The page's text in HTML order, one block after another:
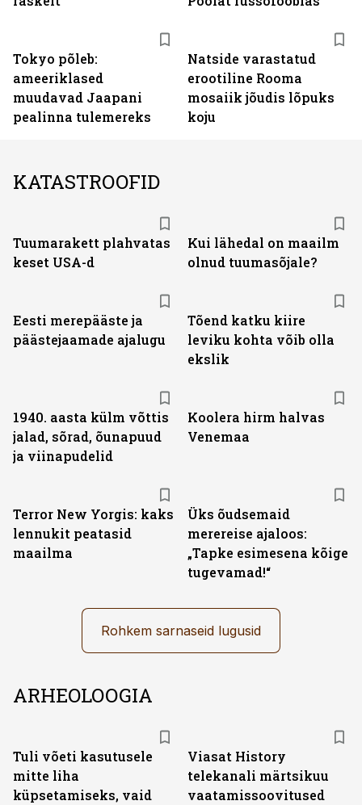
Tokyo põleb:
ameeriklased
muudavad Jaapani
pealinna tulemereks
Natside varastatud
erootiline Rooma
mosaiik jõudis lõpuks
koju
KATASTROOFID
Tuumarakett plahvatas
keset USA-d
Kui lähedal on maailm
olnud tuumasõjale?
Eesti merepääste ja
päästejaamade ajalugu
Tõend katku kiire
leviku kohta võib olla
ekslik
1940. aasta külm võttis
jalad, sõrad, õunapuud
ja viinapudelid
Koolera hirm halvas
Venemaa
Terror New Yorgis: kaks
lennukit peatasid
maailma
Üks õudsemaid
merereise ajaloos:
„Tapke esimesena kõige
tugevamad!“
Rohkem sarnaseid lugusid
ARHEOLOOGIA
Tuli võeti kasutusele
mitte liha
küpsetamiseks, vaid
Viasat History
telekanali märtsikuu
vaatamissoovitused